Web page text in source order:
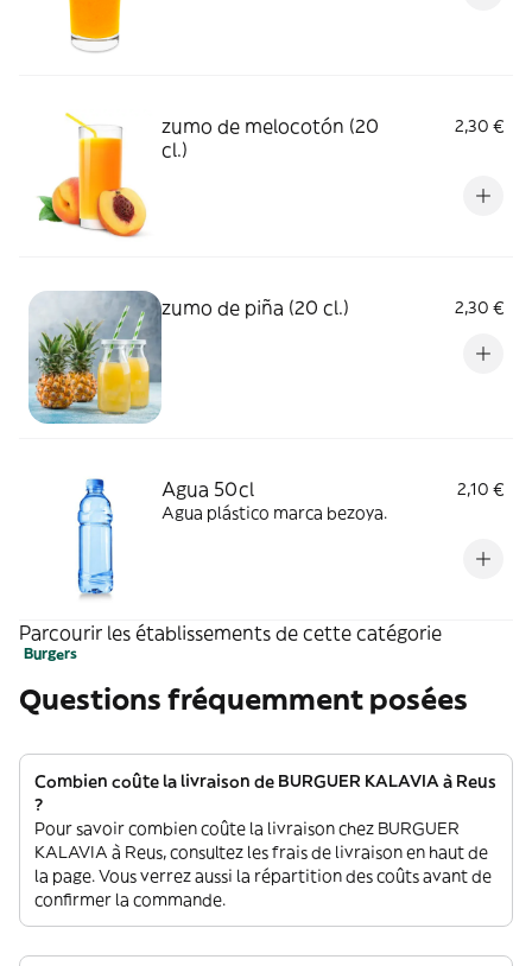
zumo de melocotón (20
cl.)
2,30 €
zumo de piña (20 cl.) 2,30 €
Agua 50cl
2,10 €
Agua plástico marca bezoya.
Parcourir les établissements de cette catégorie
Burgers
Questions fréquemment posées
Combien coûte la livraison de BURGUER KALAVIA à Reus
?
Pour savoir combien coûte la livraison chez BURGUER
KALAVIA à Reus, consultez les frais de livraison en haut de
la page. Vous verrez aussi la répartition des coûts avant de
confirmer la commande.